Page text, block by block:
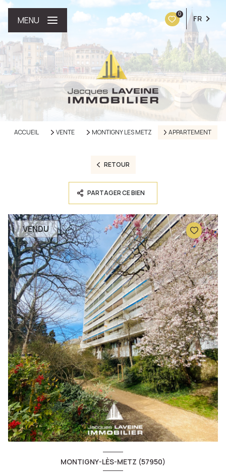
0 FR
MENU
ACCUEIL VENTE MONTIGNY LES METZ APPARTEMENT
RETOUR
PARTAGER CE BIEN
VENDU
MONTIGNY-LÈS-METZ (57950)